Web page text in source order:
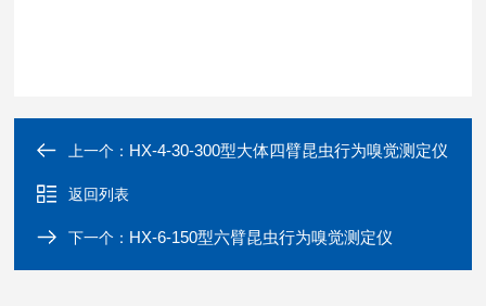
上一个： HX-4-30-300型大体四臂昆虫行为嗅觉测定仪
返回列表
下一个： HX-6-150型六臂昆虫行为嗅觉测定仪